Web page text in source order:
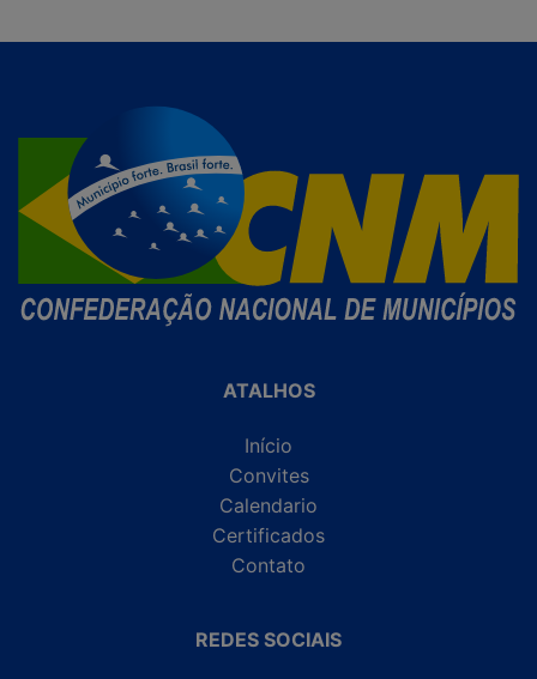
ATALHOS
Início
Convites
Calendario
Certificados
Contato
REDES SOCIAIS